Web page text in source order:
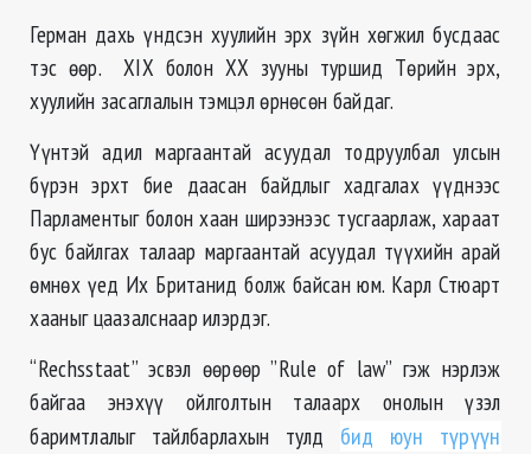
Герман дахь үндсэн хуулийн эрх зүйн хөгжил бусдаас
тэс өөр. XIX болон XX зууны туршид Төрийн эрх,
хуулийн засаглалын тэмцэл өрнөсөн байдаг.
Үүнтэй адил маргаантай асуудал тодруулбал улсын
бүрэн эрхт бие даасан байдлыг хадгалах үүднээс
Парламентыг болон хаан ширээнээс тусгаарлаж, хараат
бус байлгах талаар маргаантай асуудал түүхийн арай
өмнөх үед Их Британид болж байсан юм. Карл Стюарт
хааныг цаазалснаар илэрдэг.
“Rechsstaat” эсвэл өөрөөр ”Rule of law” гэж нэрлэж
байгаа энэхүү ойлголтын талаарх онолын үзэл
баримтлалыг тайлбарлахын тулд бид юун түрүүн